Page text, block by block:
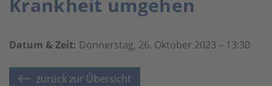
Krankheit umgehen
Datum & Zeit: Donnerstag, 26. Oktober 2023 – 13:30
zurück zur Übersicht